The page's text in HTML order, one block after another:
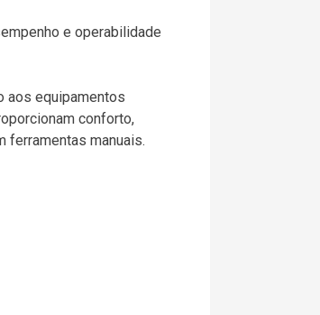
e operabilidade
aos equipamentos
conforto,
ferramentas manuais.